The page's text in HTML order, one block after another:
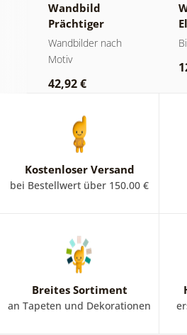
Wandbild
Prächtiger
Berggipfel in
Schwarz-Weiß
Wandbilder nach
Motiv
42,92 €
Kostenloser Versand
bei Bestellwert über 150.00 €
Breites Sortiment
an Tapeten und Dekorationen